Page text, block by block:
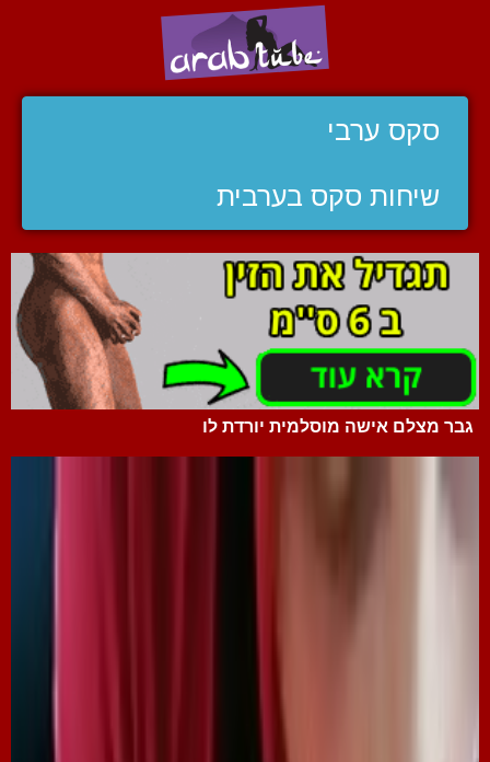
סקס ערבי
שיחות סקס בערבית
גבר מצלם אישה מוסלמית יורדת לו